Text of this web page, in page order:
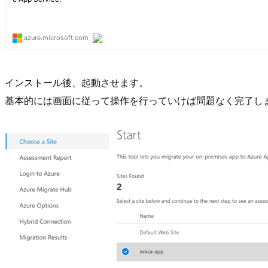
インストール後、起動させます。
基本的には画面に従って操作を行っていけば問題なく完了し